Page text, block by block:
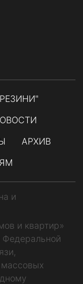
АРХИВ
и
и квартир»
Федеральной